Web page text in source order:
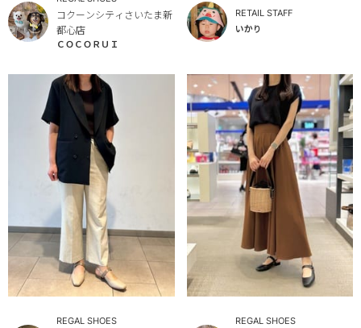
コクーンシティさいたま新
都心店
ＣＯＣＯＲＵＩ
RETAIL STAFF
いかり
REGAL SHOES REGAL SHOES